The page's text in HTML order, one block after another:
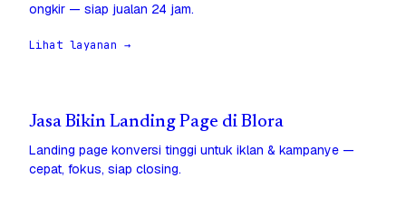
ongkir — siap jualan 24 jam.
Lihat layanan →
Jasa Bikin Landing Page di Blora
Landing page konversi tinggi untuk iklan & kampanye —
cepat, fokus, siap closing.